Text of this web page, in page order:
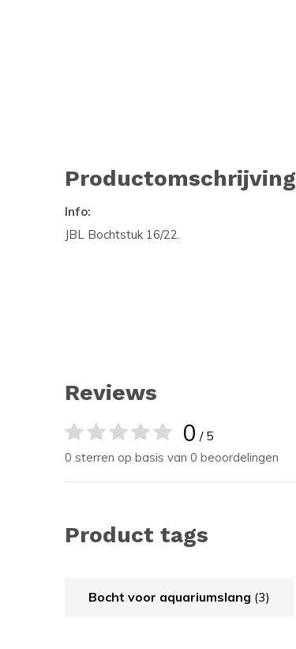
Productomschrijving
Info:
JBL Bochtstuk 16/22.
Reviews
0 / 5
0 sterren op basis van 0 beoordelingen
Product tags
Bocht voor aquariumslang (3)